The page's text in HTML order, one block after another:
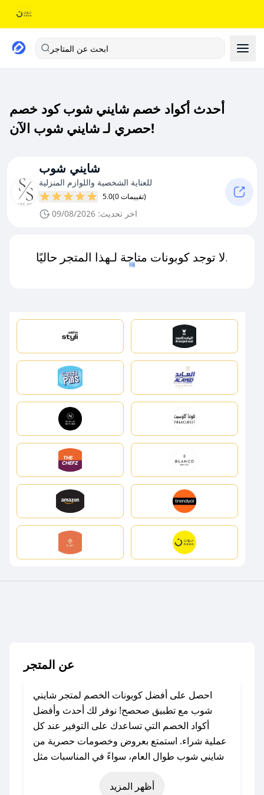
ابحث عن المتاجر
أحدث أكواد خصم شايني شوب كود خصم
حصري لـ شايني شوب الآن!
شايني شوب
للعناية الشخصية واللوازم المنزلية
5.0 (0 تقييمات)
اخر تحديث: 09/08/2026
لا توجد كوبونات متاحة لـهذا المتجر حاليًا.
عن المتجر
احصل على أفضل كوبونات الخصم لمتجر شايني
شوب مع تطبيق صحصح! نوفر لك أحدث وأفضل
أكواد الخصم التي تساعدك على التوفير عند كل
عملية شراء. استمتع بعروض وخصومات حصرية من
شايني شوب طوال العام، سواءً في المناسبات مثل
عيد الفطر، عيد الأضحى، الجمعة البيضاء (شهر
نوفمبر)، رمضان، اليوم الوطني، يوم التأسيس، أو
أظهر المزيد